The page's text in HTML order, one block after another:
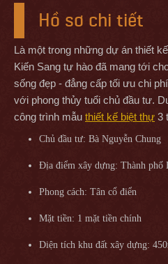
Hồ sơ chi tiết
Là một trong những dự án thiết
Kiến Sang tự hào đã mang tới
sống đẹp - đẳng cấp tối ưu chi
với phong thủy tuổi chủ đầu tư.
công trình mẫu thiết kế biệt thự 3
Chủ đầu tư: Bà Nguyễn Chung
Địa điểm xây dựng: Thành phố
Phong cách: Tân cổ điển
Mặt tiền: 1 mặt tiền chính
Diện tích khu đất xây dựng: